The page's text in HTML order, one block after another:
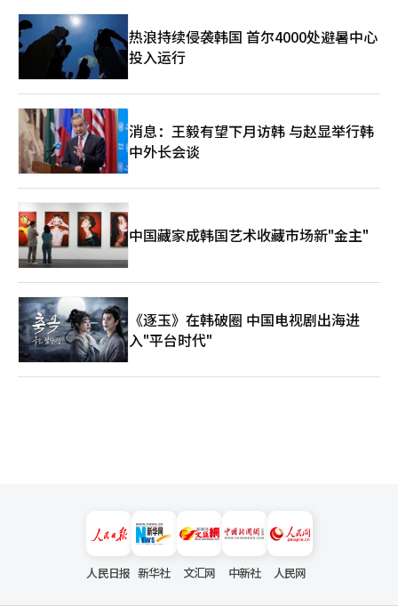
业方面强大，而乌山则在制造业和能源产业上占据优势。三地的联
动将形成一个可以与首都圈抗衡的新增长轴。 人工智能产业需要
人才、资本和数据的同时支持。乌山单靠自身的力量是有限的。然
而，如果釜山-庆南能够作为一个经济体运作，情况将会有所不
同。乌山的竞争对手不再是釜山或昌原，而是日本名古屋、中国上
海和美国休斯顿。为了与全球工业城市竞争，需要更大的经济体和
更广阔的市场。 人工智能时代乌山的未来最终取决于连接。制造
业与人工智能的连接，能源与数据的连接，以及乌山与釜山·庆南
的连接。 韩国的工业化是由乌山创造的。然而，不能保证工业化
的成功公式在人工智能时代仍然有效。汽车、造船和石油化工都面
临着人工智能这一巨大的变革。 金相旭市长的四年并不仅仅是简
单的市政管理，而是检验乌山能否从工业化时代的中心转型为人工
智能产业化时代的中心的时刻。如果能够在不放弃制造业的情况
下，与人工智能结合创造新的竞争力，乌山将再次成为引领韩国经
济的城市。 韩国的工业化是由乌山开始的。那么，人工智能产业
化也能由乌山开始吗？这个问题的答案将在未来四年中决定乌山的
未来。 :金相旭乌山市长当选者: 金相旭当选者是一位律师出身的政
治家，曾担任国会议员，后当选为乌山市长。他在选举过程中提出
了工业AX（人工智能转型）、未来移动产业培育、东北亚能源物
流中心建设、釜山-庆南大都市等核心承诺。 他特别强调，不能放
弃现有制造业，而是要通过与人工智能的结合提升汽车、造船和石
油化工产业的竞争力。此外，他还将打破既得利益、推动市政创新
热浪持续侵袭韩国 首尔4000处避暑中心
投入运行
消息：王毅有望下月访韩 与赵显举行韩
中外长会谈
中国藏家成韩国艺术收藏市场新"金主"
《逐玉》在韩破圈 中国电视剧出海进
入"平台时代"
人民日报 新华社 文汇网 中新社 人民网